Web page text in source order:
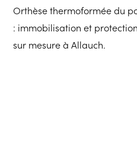
Orthèse thermoformée du
: immobilisation et
sur mesure à Allauch.